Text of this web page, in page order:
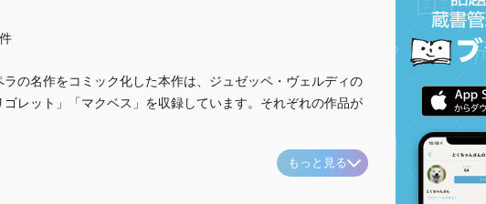
の名作をコミック化した本作は、ジュゼッペ・ヴェルディの
レット」「マクベス」を収録しています。それぞれの作品が
もっと見る